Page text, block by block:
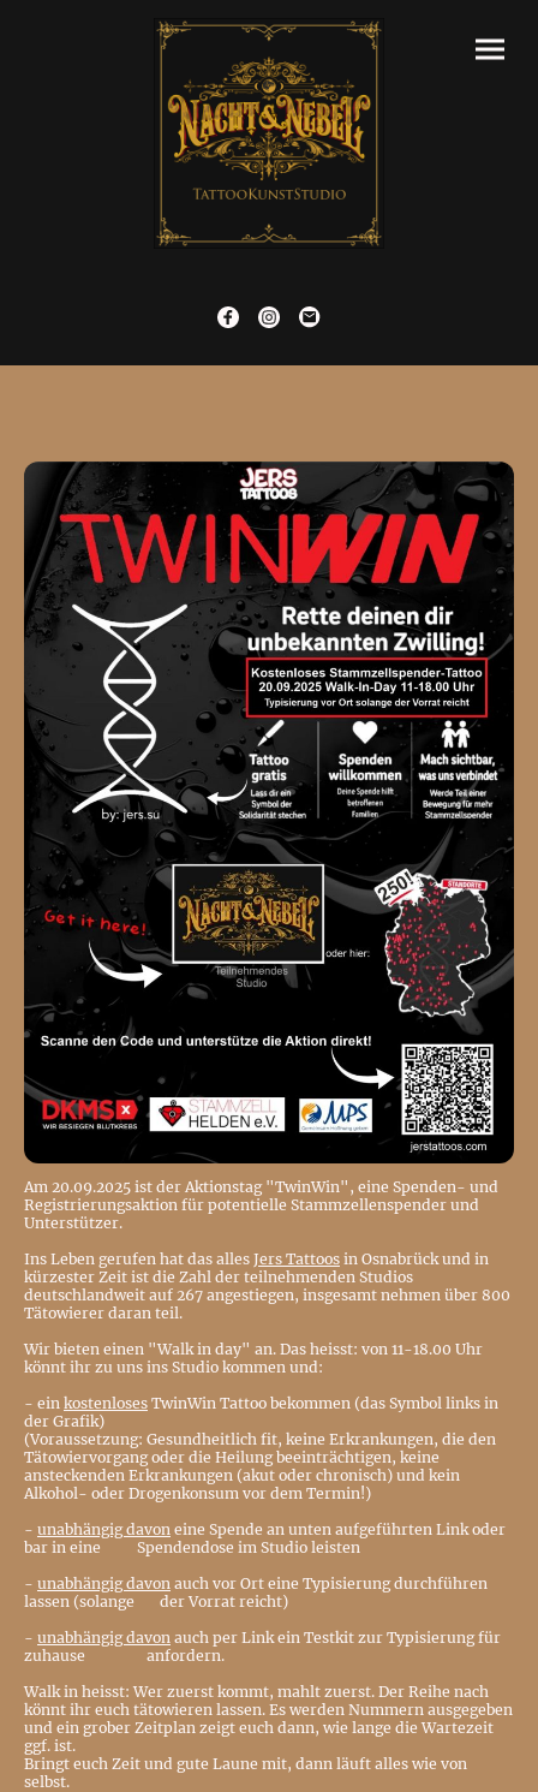
Am 20.09.2025 ist der Aktionstag "TwinWin", eine Spenden- und
Registrierungsaktion für potentielle Stammzellenspender und
Unterstützer.
Ins Leben gerufen hat das alles Jers Tattoos in Osnabrück und in
kürzester Zeit ist die Zahl der teilnehmenden Studios
deutschlandweit auf 267 angestiegen, insgesamt nehmen über 800
Tätowierer daran teil.
Wir bieten einen "Walk in day" an. Das heisst: von 11-18.00 Uhr
könnt ihr zu uns ins Studio kommen und:
- ein kostenloses TwinWin Tattoo bekommen (das Symbol links in
der Grafik)
(Voraussetzung: Gesundheitlich fit, keine Erkrankungen, die den
Tätowiervorgang oder die Heilung beeinträchtigen, keine
ansteckenden Erkrankungen (akut oder chronisch) und kein
Alkohol- oder Drogenkonsum vor dem Termin!)
- unabhängig davon eine Spende an unten aufgeführten Link oder
bar in eine Spendendose im Studio leisten
- unabhängig davon auch vor Ort eine Typisierung durchführen
lassen (solange der Vorrat reicht)
- unabhängig davon auch per Link ein Testkit zur Typisierung für
zuhause anfordern.
Walk in heisst: Wer zuerst kommt, mahlt zuerst. Der Reihe nach
könnt ihr euch tätowieren lassen. Es werden Nummern ausgegeben
und ein grober Zeitplan zeigt euch dann, wie lange die Wartezeit
ggf. ist.
Bringt euch Zeit und gute Laune mit, dann läuft alles wie von
selbst.